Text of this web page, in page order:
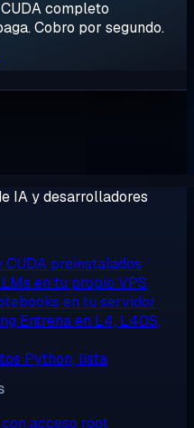
completo
Cobro por segundo.
IA y desarrolladores
CUDA preinstalados
en tu propio VPS
en tu servidor
Entrena en L4, L40S,
Python, lista
acceso root